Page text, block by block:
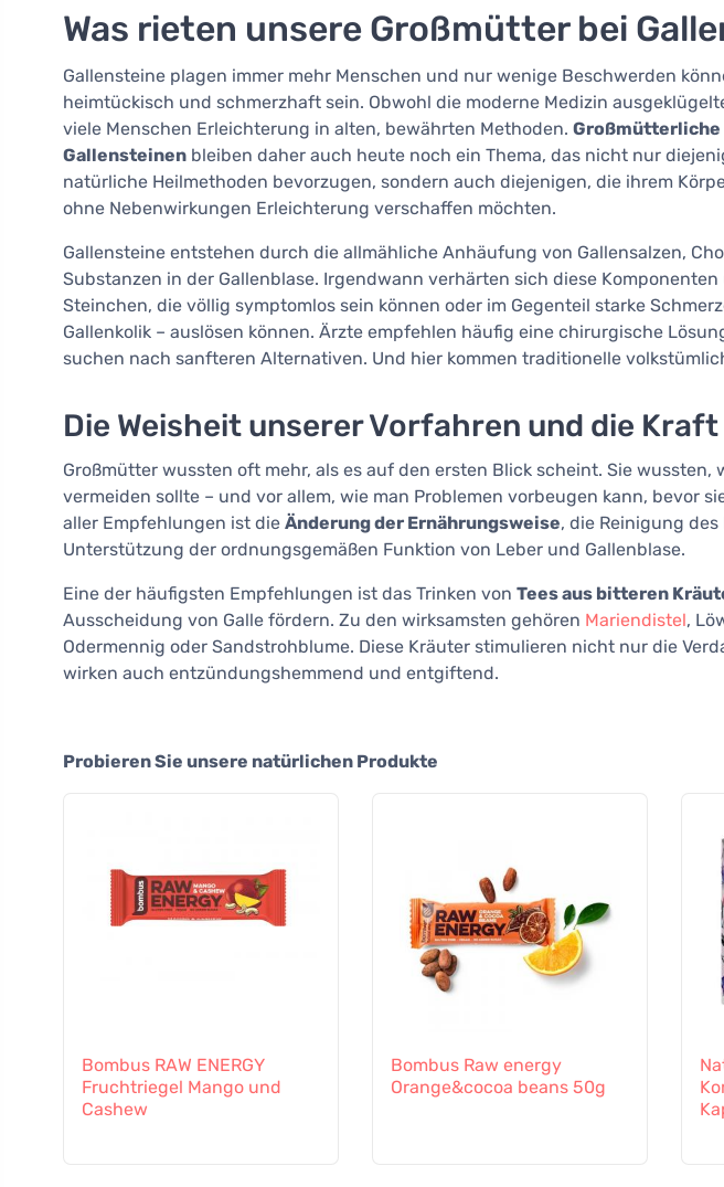
Was rieten unsere Großmütter bei
Gallensteine plagen immer mehr Menschen und nur wenige Beschwerden
heimtückisch und schmerzhaft sein. Obwohl die moderne Medizin
viele Menschen Erleichterung in alten, bewährten Methoden. Großmütterliche
Gallensteinen bleiben daher auch heute noch ein Thema, das nicht nur
natürliche Heilmethoden bevorzugen, sondern auch diejenigen, die ihrem
ohne Nebenwirkungen Erleichterung verschaffen möchten.
Gallensteine entstehen durch die allmähliche Anhäufung von Gallensalzen,
Substanzen in der Gallenblase. Irgendwann verhärten sich diese
Steinchen, die völlig symptomlos sein können oder im Gegenteil starke
Gallenkolik – auslösen können. Ärzte empfehlen häufig eine chirurgische
suchen nach sanfteren Alternativen. Und hier kommen traditionelle
Die Weisheit unserer Vorfahren und die
Großmütter wussten oft mehr, als es auf den ersten Blick scheint. Sie wussten,
vermeiden sollte – und vor allem, wie man Problemen vorbeugen kann, bevor
aller Empfehlungen ist die Änderung der Ernährungsweise, die Reinigung
Unterstützung der ordnungsgemäßen Funktion von Leber und Gallenblase.
Eine der häufigsten Empfehlungen ist das Trinken von Tees aus bitteren
Ausscheidung von Galle fördern. Zu den wirksamsten gehören Mariendistel,
Odermennig oder Sandstrohblume. Diese Kräuter stimulieren nicht nur die
wirken auch entzündungshemmend und entgiftend.
Probieren Sie unsere natürlichen Produkte
Bombus RAW ENERGY
Fruchtriegel Mango und
Cashew
Bombus Raw energy
Orange&cocoa beans 50g